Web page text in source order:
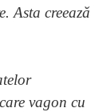
Asta creează
vagon cu